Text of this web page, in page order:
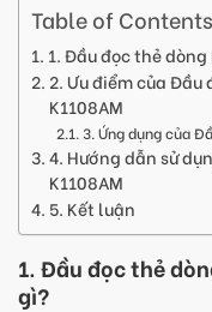
Table of Contents
1. Đầu đọc thẻ dòng
2. Ưu điểm của Đầu
K1108AM
3. Ứng dụng của
4. Hướng dẫn sử
K1108AM
5. Kết luận
1. Đầu đọc thẻ
gì?